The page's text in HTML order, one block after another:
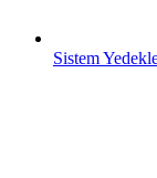
Sistem